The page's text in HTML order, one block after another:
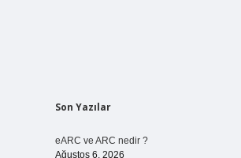
Sidebar
Son Yazılar
eARC ve ARC nedir ?
Ağustos 6, 2026